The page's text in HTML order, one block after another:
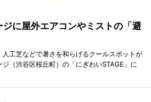
に屋外エアコンやミストの「避
工芝などで暑さを和らげるクールスポットが
（渋谷区桜丘町）の「にぎわいSTAGE」に